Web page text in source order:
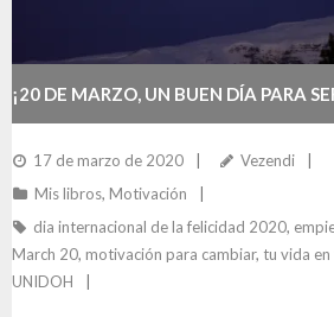
¡20 DE MARZO, UN BUEN DÍA PARA
17 de marzo de 2020
Vezendi
Mis libros, Motivación
dia internacional de la felicidad 2020,
March 20, motivación para cambiar, tu vida
UNIDOH